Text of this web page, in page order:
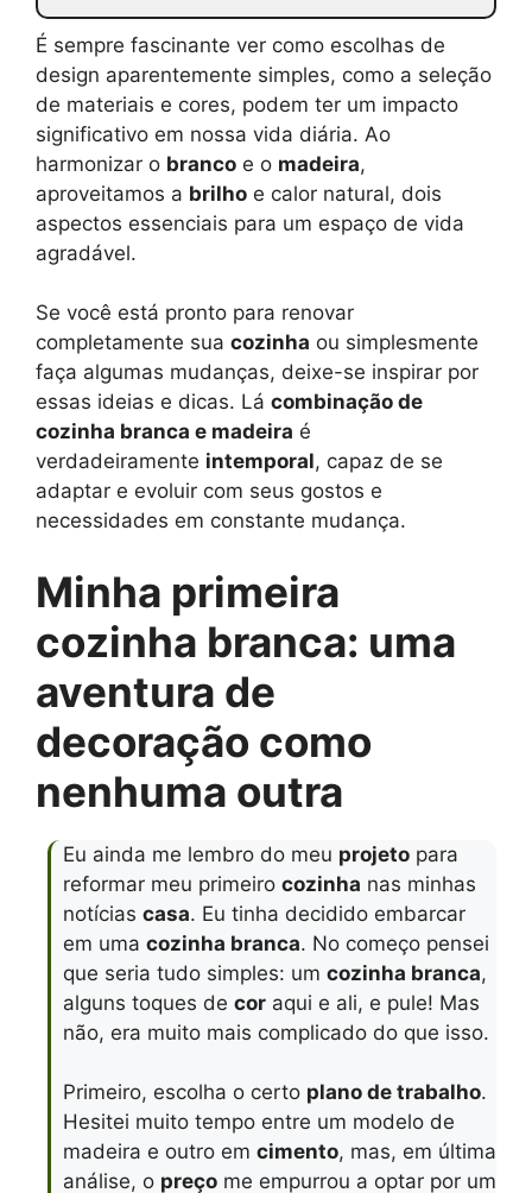
É sempre fascinante ver como escolhas de
design aparentemente simples, como a seleção
de materiais e cores, podem ter um impacto
significativo em nossa vida diária. Ao
harmonizar o branco e o madeira,
aproveitamos a brilho e calor natural, dois
aspectos essenciais para um espaço de vida
agradável.
Se você está pronto para renovar
completamente sua cozinha ou simplesmente
faça algumas mudanças, deixe-se inspirar por
essas ideias e dicas. Lá combinação de
cozinha branca e madeira é
verdadeiramente intemporal, capaz de se
adaptar e evoluir com seus gostos e
necessidades em constante mudança.
Minha primeira
cozinha branca: uma
aventura de
decoração como
nenhuma outra
Eu ainda me lembro do meu projeto para
reformar meu primeiro cozinha nas minhas
notícias casa. Eu tinha decidido embarcar
em uma cozinha branca. No começo pensei
que seria tudo simples: um cozinha branca,
alguns toques de cor aqui e ali, e pule! Mas
não, era muito mais complicado do que isso.
Primeiro, escolha o certo plano de trabalho.
Hesitei muito tempo entre um modelo de
madeira e outro em cimento, mas, em última
análise, o preço me empurrou a optar por um